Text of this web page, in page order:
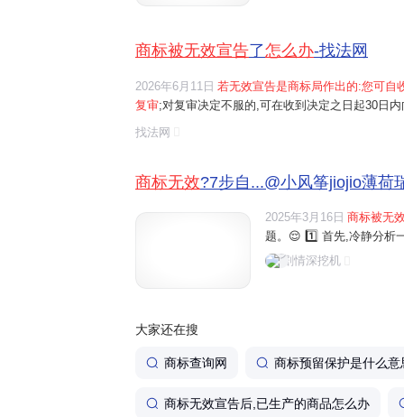
：如近几年的商品销售合
宣传证据
：广告合同、广告投放证
主体资格文件：商标注册证书、续展证
等。
况等。若商标存在未使用的正当理由
商标被无效宣告了怎么办-找法网
2026年6月11日 若无效宣告是商标局作出的:您可自
复审;对复审决定不服的,可在收到决定之日起30日
个人请求商标评审委员会作出的:
可在收到裁定之日起30日内向人民法院起诉。 找...
找法网
商标无效?7步自...@小风筝jiojio薄荷
2025年3月16日 商标被无
题。😌 1️⃣ 首先,冷静分析
剧情深挖机
大家还在搜
商标查询网 商标预留保护是什么意
商标无效宣告后,已生产的商品怎么办